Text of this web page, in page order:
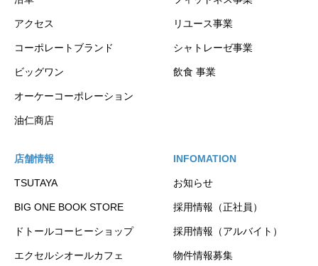
アクセス
コーポレートブランド
ビッグワン
オーケーコーポレーション
油仁商店
リユース事業
シャトレーゼ事業
飲食 事業
店舗情報
TSUTAYA
BIG ONE BOOK STORE
ドトールコーヒーショップ
エクセルシオールカフェ
INFOMATION
お知らせ
採用情報（正社員）
採用情報（アルバイト）
物件情報募集